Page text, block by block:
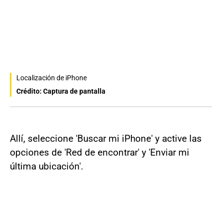
Localización de iPhone
Crédito: Captura de pantalla
Allí, seleccione 'Buscar mi iPhone' y active las
opciones de 'Red de encontrar' y 'Enviar mi
última ubicación'.